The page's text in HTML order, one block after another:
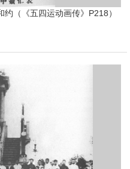
（《五四运动画传》P218）